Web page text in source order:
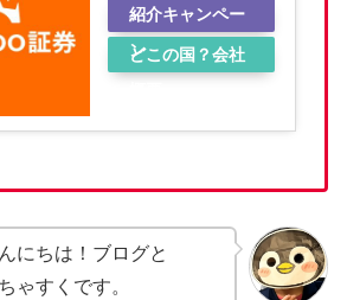
紹介キャンペー
ン
どこの国？会社
にちは！ブログと
ゃすくです。